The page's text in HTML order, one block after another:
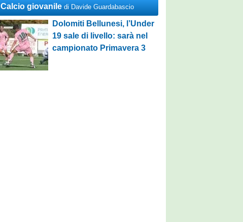
Calcio giovanile di Davide Guardabascio
Dolomiti Bellunesi, l’Under
19 sale di livello: sarà nel
campionato Primavera 3